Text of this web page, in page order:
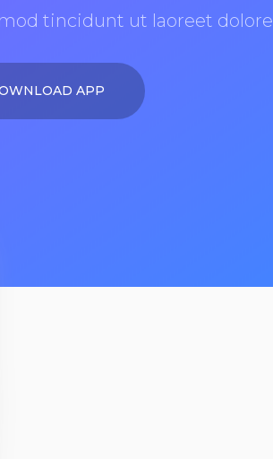
tincidunt ut laoreet dolore
APP